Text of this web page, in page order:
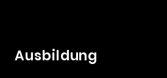
Ausbildung